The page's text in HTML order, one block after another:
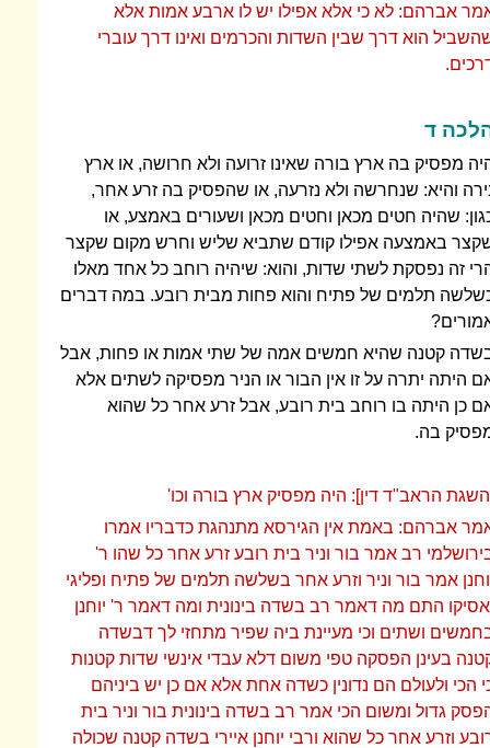
אברהם: לא כי אלא אפילו יש לו ארבע אמות אלא
הוא דרך שבין השדות והכרמים ואינו דרך עוברי
ד
מפסיק בה ארץ בורה שאינו זרועה ולא חרושה, או ארץ
והיא: שנחרשה ולא נזרעה, או שהפסיק בה זרע אחר,
שהיה חטים מכאן וחטים מכאן ושעורים באמצע, או
באמצעה אפילו קודם שתביא שליש וחרש מקום שקצר
זה נפסקת לשתי שדות, והוא: שיהיה רוחב כל אחד מאלו
תלמים של פתיח והוא פחות מבית רובע. במה דברים
קטנה שהיא חמשים אמה של שתי אמות או פחות, אבל
היתה יתרה על זו אין הבור או הניר מפסיקה לשתים אלא
כן היתה בו רוחב בית רובע, אבל זרע אחר כל שהוא
בה.
הראב"ד דין]: היה מפסיק ארץ בורה וכו'
אברהם: באמת אין הגירסא מתנהגת כדבריו אמרו
רב אמר בור וניר בית רובע זרע אחר כל שהו ר'
אמר בור וניר וזרע אחר בשלשה תלמים של פתיח ופליגי
התם מה דאמר רב בשדה בינונית ומה דאמר ר' יוחנן
ושתים וכי מעיינת ביה שפיר מתחזי לך דבשדה
בעינן הפסקה טפי משום דלא עבדי אינשי שדות קטנות
הכי ולעולם הם נדונין כשדה אחת אלא אם כן יש ביניהם
גדול ומשום הכי אמר רב בשדה בינונית בור וניר בית
וזרע אחר כל שהוא ורבי יוחנן איירי בשדה קטנה שכולה